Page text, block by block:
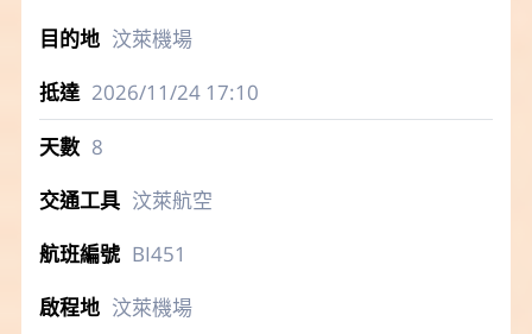
汶萊機場
2026/11/2417:10
8
汶萊航空
BI451
汶萊機場